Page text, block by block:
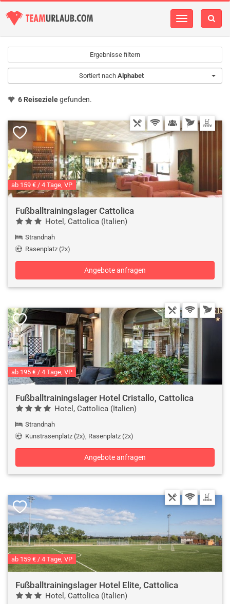
Navigation
Ergebnisse filtern
Sortiert nach Alphabet
6 Reisezielegefunden.
ab 159 € / 4 Tage, VP
Fußballtrainingslager Cattolica
Hotel, Cattolica (Italien)
Strandnah
Rasenplatz (2x)
Angebote anfragen
ab 195 € / 4 Tage, VP
Fußballtrainingslager Hotel Cristallo, Cattolica
Hotel, Cattolica (Italien)
Strandnah
Kunstrasenplatz (2x), Rasenplatz (2x)
Angebote anfragen
ab 159 € / 4 Tage, VP
Fußballtrainingslager Hotel Elite, Cattolica
Hotel, Cattolica (Italien)